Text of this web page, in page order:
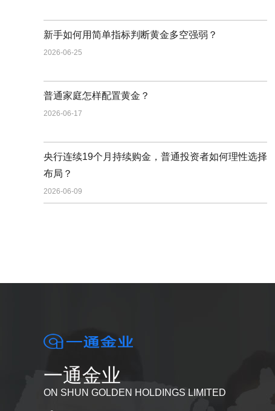
新手如何用简单指标判断黄金多空强弱？
2026-06-25
普通家庭怎样配置黄金？
2026-06-17
央行连续19个月持续购金，普通投资者如何理性选择
布局？
2026-06-09
一通金业
ON SHUN GOLDEN HOLDINGS LIMITED